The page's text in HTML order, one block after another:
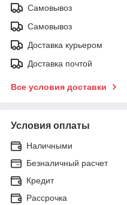
Самовывоз
Самовывоз
Доставка курьером
Доставка почтой
Все условия доставки
Условия оплаты
Наличными
Безналичный расчет
Кредит
Рассрочка